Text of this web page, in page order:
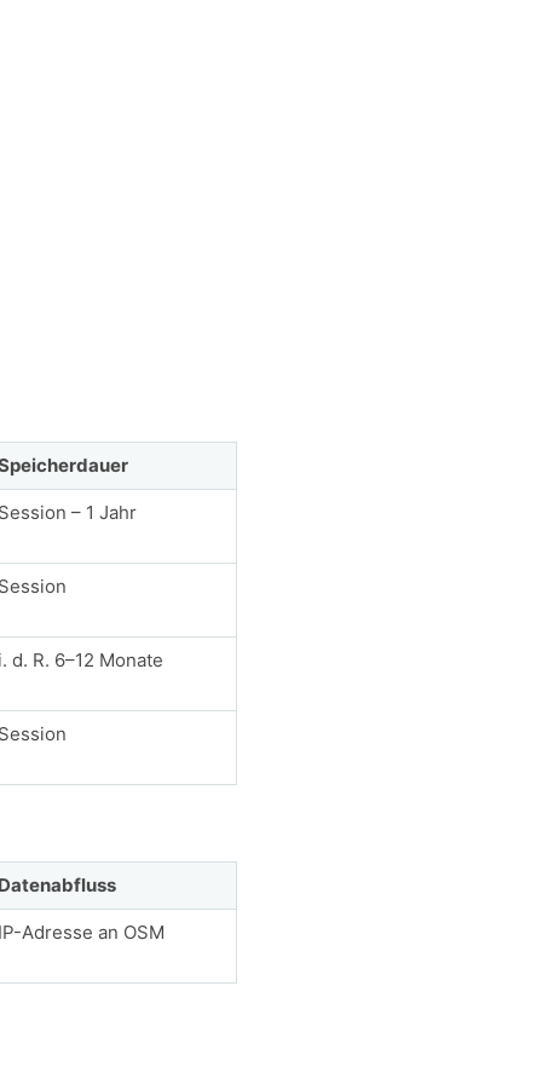
Session – 1 Jahr
Session
i. d. R. 6–12 Monate
Session
Datenabfluss
IP-Adresse an OSM